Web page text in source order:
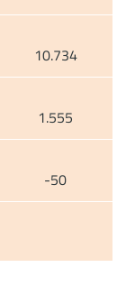
10.734
1.555
-50